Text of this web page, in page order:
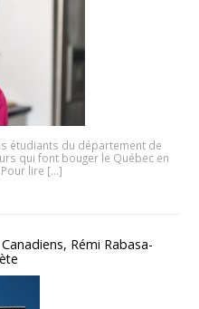
étudiants du département de
qui font bouger le Québec en
lire […]
Rémi Rabasa-